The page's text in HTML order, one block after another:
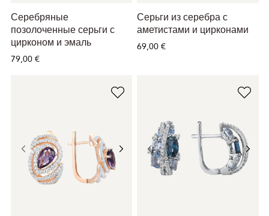
Серебряные
позолоченные серьги с
цирконом и эмаль
79,00 €
Серьги из серебра с
аметистами и цирконами
69,00 €